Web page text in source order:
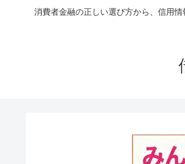
消費者金融の正しい選び方から、信用